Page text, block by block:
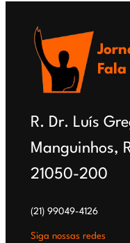
R. Dr. Luís
Manguinhos,
21050-200
(21) 99049-4126
Siga nossas redes